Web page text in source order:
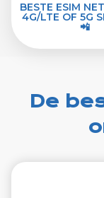
BESTE ESIM
4G/LTE OF 5G
📲
De